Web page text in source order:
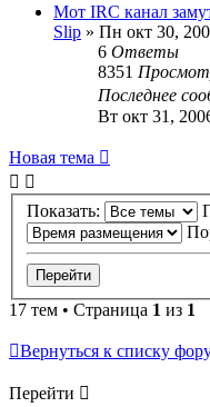
Мот IRC канал
Slip » Пн окт 30,
6 Ответы
8351
Последнее
Вт окт 31,
Новая тема
Показать:
17 тем • Страница 1 из 1
Вернуться к списку
Перейти